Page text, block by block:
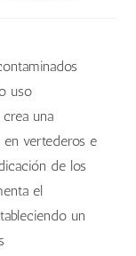
uso
una
en vertederos e
de los
el
un